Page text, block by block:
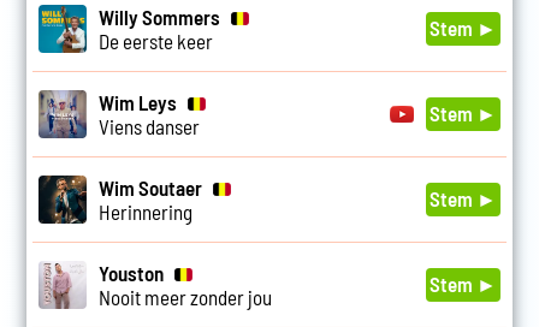
Willy Sommers
De eerste keer
Stem ►
Wim Leys
Viens danser
Stem ►
Wim Soutaer
Herinnering
Stem ►
Youston
Nooit meer zonder jou
Stem ►